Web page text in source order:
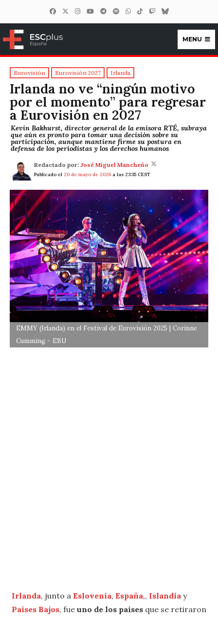
ESCplus España
MENU
Eurovisión Eurovisión 2027 Irlanda
Irlanda no ve “ningún motivo
por el momento” para regresar
a Eurovisión en 2027
Kevin Bakhurst, director general de la emisora RTÉ, subraya
que aún es pronto para tomar una decisión sobre su
participación, aunque mantiene firme su postura en
defensa de los periodistas y los derechos humanos
Redactado por: José Miguel Mancheño
Publicado el 20 de mayo de 2026 a las 23:35 CEST
EMMY (Irlanda) en el Festival de Eurovisión 2025 | Corinne
Cumming - EBU
Irlanda, junto a Eslovenia, España,, Islandia y
Países Bajos, fue uno de los países que se retiraron